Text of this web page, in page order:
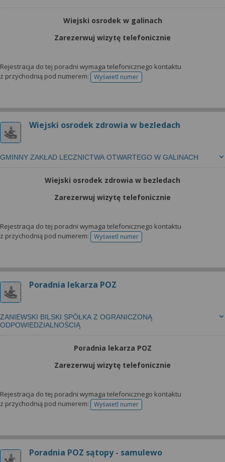
Wiejski osrodek w galinach
Zarezerwuj wizytę telefonicznie
Rejestracja do tej poradni wymaga telefonicznego kontaktu
z przychodnią pod numerem:
Wyświetl numertelefonu do rejestracji
Wiejski osrodek zdrowia w bezledach
GMINNY ZAKŁAD LECZNICTWA OTWARTEGO W GALINACH
Wiejski osrodek zdrowia w bezledach
Zarezerwuj wizytę telefonicznie
Rejestracja do tej poradni wymaga telefonicznego kontaktu
z przychodnią pod numerem:
Wyświetl numertelefonu do rejestracji
Poradnia lekarza POZ
ZANIEWSKI BILSKI SPÓŁKA Z OGRANICZONĄ
ODPOWIEDZIALNOŚCIĄ
Poradnia lekarza POZ
Zarezerwuj wizytę telefonicznie
Rejestracja do tej poradni wymaga telefonicznego kontaktu
z przychodnią pod numerem:
Wyświetl numertelefonu do rejestracji
Poradnia POZ sątopy - samulewo